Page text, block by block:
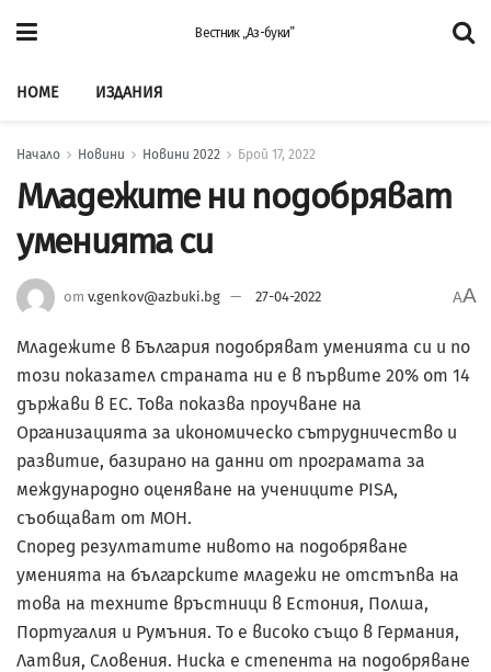
Вестник „Аз-буки”
HOME ИЗДАНИЯ
Начало Новини Новини 2022 Брой 17, 2022
Младежите ни подобряват
уменията си
от v.genkov@azbuki.bg 27-04-2022 AA
Младежите в България подобряват уменията си и по
този показател страната ни е в първите 20% от 14
държави в ЕС. Това показва проучване на
Организацията за икономическо сътрудничество и
развитие, базирано на данни от програмата за
международно оценяване на учениците РISA,
съобщават от МОН.
Според резултатите нивото на подобряване
уменията на българските младежи не отстъпва на
това на техните връстници в Естония, Полша,
Португалия и Румъния. То е високо също в Германия,
Латвия, Словения. Ниска е степента на подобряване